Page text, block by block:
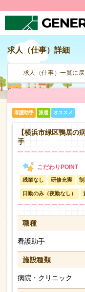
求人（仕事）詳細
求人（仕事）一覧に
看護助手 派遣 オススメ
【横浜市緑区鴨居の
手
残業なし 研修充実
日勤のみ（夜勤なし）
職種
看護助手
施設種類
病院・クリニック